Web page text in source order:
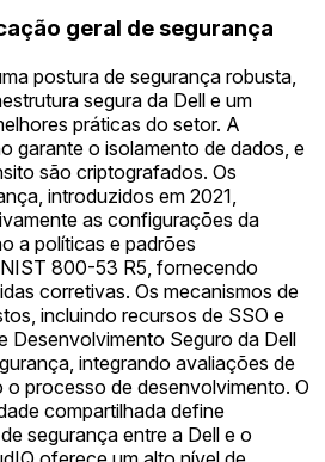
geral de segurança
postura de segurança robusta,
segura da Dell e um
práticas do setor. A
garante o isolamento de dados, e
são criptografados. Os
introduzidos em 2021,
as configurações da
a políticas e padrões
800-53 R5, fornecendo
corretivas. Os mecanismos de
incluindo recursos de SSO e
Desenvolvimento Seguro da Dell
integrando avaliações de
o processo de desenvolvimento. O
compartilhada define
segurança entre a Dell e o